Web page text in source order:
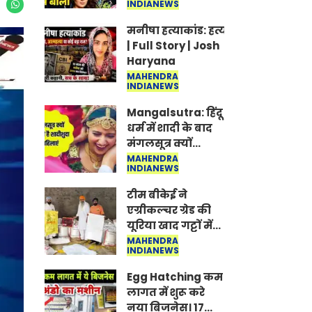
Jantar-Mantar |
CJP protest
INDIANEWS
मनीषा हत्याकांड: हत्या, आत्महत्या या
| Full Story | Josh
Haryana
MAHENDRA
INDIANEWS
Mangalsutra: हिंदू
धर्म में शादी के बाद
मंगलसूत्र क्यों
पहनती है महिलाएं,
किसने शुरु की ये
परंपरा
MAHENDRA
INDIANEWS
टीम बीकेई ने
एग्रीकल्चर ग्रेड की
यूरिया खाद गट्टों में
बदलकर टेक्निकल
ग्रेड में बेचने वालों पर
करवाई कार्रवाई:
लखविंदर सिंह
औलख
MAHENDRA
INDIANEWS
Egg Hatching कम
लागत में शुरू करे
नया बिजनेस। 17